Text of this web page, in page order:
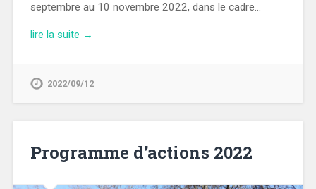
septembre au 10 novembre 2022, dans le cadre…
lire la suite →
2022/09/12
Programme d’actions 2022